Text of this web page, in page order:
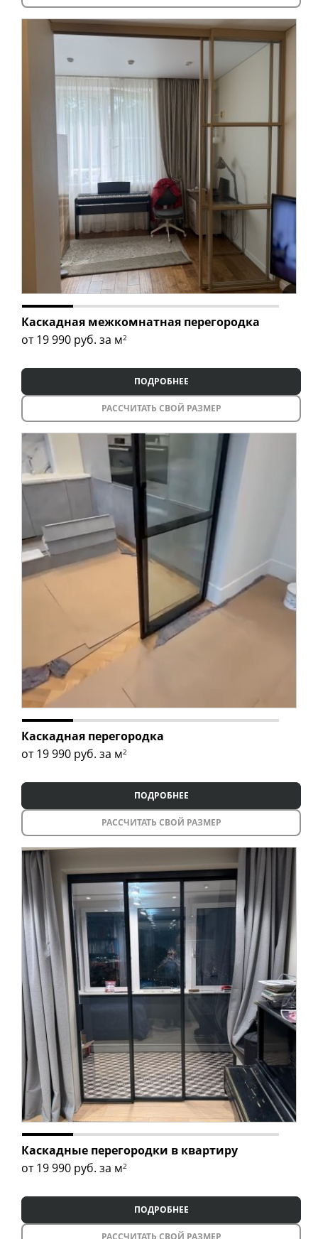
Каскадная межкомнатная перегородка
от 19 990 руб. за м2
ПОДРОБНЕЕ
РАССЧИТАТЬ СВОЙ РАЗМЕР
Каскадная перегородка
от 19 990 руб. за м2
ПОДРОБНЕЕ
РАССЧИТАТЬ СВОЙ РАЗМЕР
Каскадные перегородки в квартиру
от 19 990 руб. за м2
ПОДРОБНЕЕ
РАССЧИТАТЬ СВОЙ РАЗМЕР